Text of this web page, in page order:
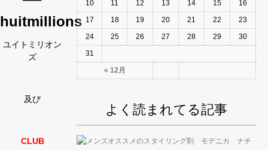
huitmillions
ユイトミリオン
ズ
及び
CLUB
« 12月
10
11 12 13 14 15
16
17
18 19 20 21 22
23
24
25 26 27 28 29
30
31
よく読まれてる記事